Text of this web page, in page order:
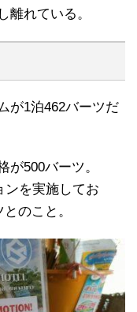
離れている。
が1泊462バーツだ
500バーツ。
ンを実施してお
のこと。